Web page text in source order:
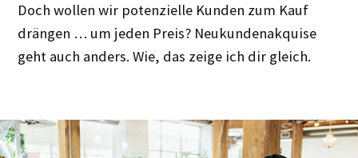
Doch wollen wir potenzielle Kunden zum Kauf
drängen … um jeden Preis? Neukundenakquise
geht auch anders. Wie, das zeige ich dir gleich.